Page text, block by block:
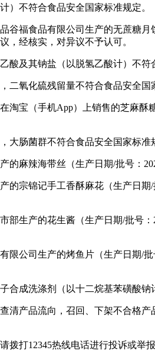
不符合食品安全国家标准规定。
食品有限公司生产的无蔗糖月
，经核实，对异议不予认可。
及其钠盐（以脱氢乙酸计）不符
氧化硫残留量不符合食品安全国
（手机App）上销售的芝麻酥
肠菌群不符合食品安全国家标准
辣海带丝（生产日期/批号：
锦记手工香酥麻花（生产日期/
产的花生酱（生产日期/批号：
司生产的烤鱼片（生产日期/批
洗涤剂（以十二烷基苯磺酸钠
产品流向，召回、下架不合格产
打12345热线电话进行投诉或举报